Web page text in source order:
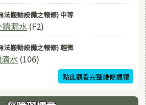
法搬動設備之報修) 中等
牆漏水 (F2)
法搬動設備之報修) 輕微
水 (106)
點此觀看完整維修通報